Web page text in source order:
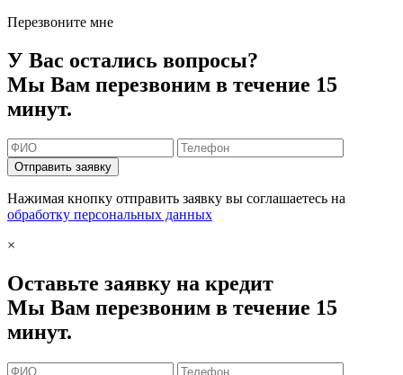
Перезвоните мне
У Вас остались вопросы?
Мы Вам перезвоним в течение 15
минут.
Отправить заявку
Нажимая кнопку отправить заявку вы соглашаетесь на
обработку персональных данных
×
Оставьте заявку на кредит
Мы Вам перезвоним в течение 15
минут.